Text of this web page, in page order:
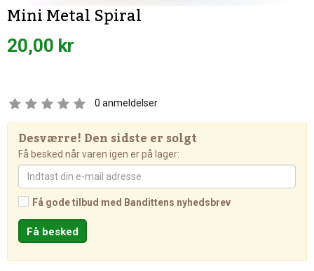
Mini Metal Spiral
20,00 kr
0 anmeldelser
Desværre! Den sidste er solgt
Få besked når varen igen er på lager:
Få gode tilbud med Bandittens nyhedsbrev